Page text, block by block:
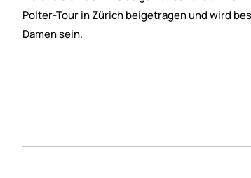
Polter-Tour in Zürich beigetragen und wird
Damen sein.